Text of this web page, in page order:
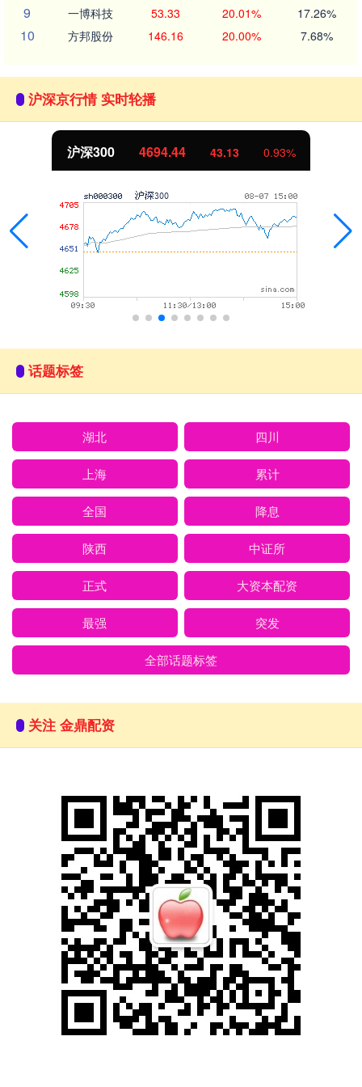
9 一博科技 53.33 20.01% 17.26%
10 方邦股份 146.16 20.00% 7.68%
沪深京行情 实时轮播
沪深300 4694.44 43.13 0.93%
话题标签
湖北 四川
上海 累计
全国 降息
陕西 中证所
正式 大资本配资
最强 突发
全部话题标签
关注 金鼎配资